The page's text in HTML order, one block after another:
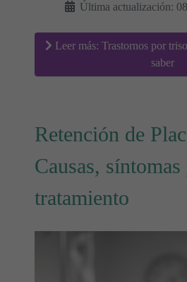
Última actualización:
Leer más: Trastornos por
saber
Retención de
Causas, síntomas
tratamiento